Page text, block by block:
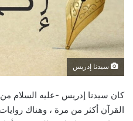
سيدنا إدريس
كان سيدنا إدريس -عليه السلام من
القرآن أكثر من مرة ، وهناك